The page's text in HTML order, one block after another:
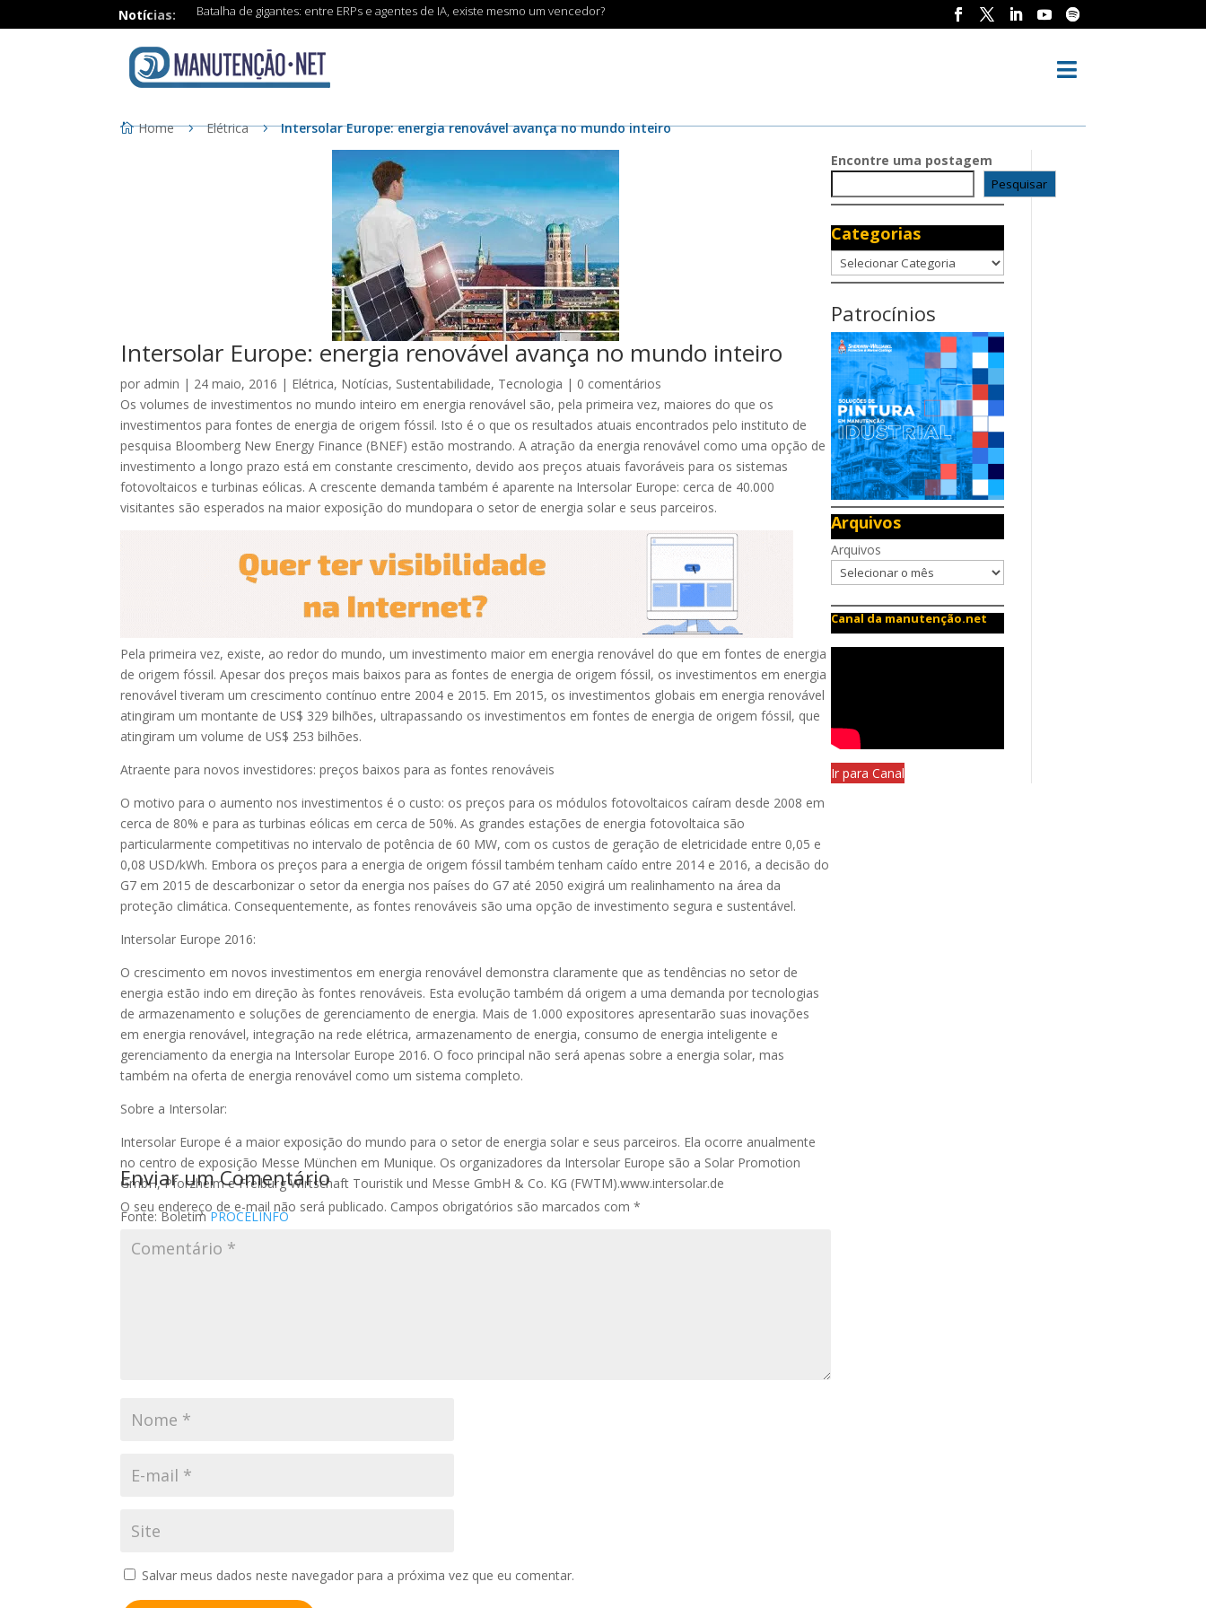
Notícias: Batalha de gigantes: entre ERPs e agentes de IA, existe mesmo um vencedor?

Home Elétrica Intersolar Europe: energia renovável avança no mundo inteiro
Intersolar Europe: energia renovável avança no mundo inteiro
por admin | 24 maio, 2016 | Elétrica, Notícias, Sustentabilidade, Tecnologia | 0 comentários
Os volumes de investimentos no mundo inteiro em energia renovável são, pela primeira vez, maiores do que os
investimentos para fontes de energia de origem fóssil. Isto é o que os resultados atuais encontrados pelo instituto de
pesquisa Bloomberg New Energy Finance (BNEF) estão mostrando. A atração da energia renovável como uma opção de
investimento a longo prazo está em constante crescimento, devido aos preços atuais favoráveis para os sistemas
fotovoltaicos e turbinas eólicas. A crescente demanda também é aparente na Intersolar Europe: cerca de 40.000
visitantes são esperados na maior exposição do mundopara o setor de energia solar e seus parceiros.
Pela primeira vez, existe, ao redor do mundo, um investimento maior em energia renovável do que em fontes de energia
de origem fóssil. Apesar dos preços mais baixos para as fontes de energia de origem fóssil, os investimentos em energia
renovável tiveram um crescimento contínuo entre 2004 e 2015. Em 2015, os investimentos globais em energia renovável
atingiram um montante de US$ 329 bilhões, ultrapassando os investimentos em fontes de energia de origem fóssil, que
atingiram um volume de US$ 253 bilhões.
Atraente para novos investidores: preços baixos para as fontes renováveis
O motivo para o aumento nos investimentos é o custo: os preços para os módulos fotovoltaicos caíram desde 2008 em
cerca de 80% e para as turbinas eólicas em cerca de 50%. As grandes estações de energia fotovoltaica são
particularmente competitivas no intervalo de potência de 60 MW, com os custos de geração de eletricidade entre 0,05 e
0,08 USD/kWh. Embora os preços para a energia de origem fóssil também tenham caído entre 2014 e 2016, a decisão do
G7 em 2015 de descarbonizar o setor da energia nos países do G7 até 2050 exigirá um realinhamento na área da
proteção climática. Consequentemente, as fontes renováveis são uma opção de investimento segura e sustentável.
Intersolar Europe 2016:
O crescimento em novos investimentos em energia renovável demonstra claramente que as tendências no setor de
energia estão indo em direção às fontes renováveis. Esta evolução também dá origem a uma demanda por tecnologias
de armazenamento e soluções de gerenciamento de energia. Mais de 1.000 expositores apresentarão suas inovações
em energia renovável, integração na rede elétrica, armazenamento de energia, consumo de energia inteligente e
gerenciamento da energia na Intersolar Europe 2016. O foco principal não será apenas sobre a energia solar, mas
também na oferta de energia renovável como um sistema completo.
Sobre a Intersolar:
Intersolar Europe é a maior exposição do mundo para o setor de energia solar e seus parceiros. Ela ocorre anualmente
no centro de exposição Messe München em Munique. Os organizadores da Intersolar Europe são a Solar Promotion
GmbH, Pforzheim e Freiburg Wirtschaft Touristik und Messe GmbH & Co. KG (FWTM).www.intersolar.de
Fonte: BoletimPROCELINFO
Enviar um Comentário
O seu endereço de e-mail não será publicado. Campos obrigatórios são marcados com*
Salvar meus dados neste navegador para a próxima vez que eu comentar.
Encontre uma postagem
Pesquisar
Categorias
Categorias
Patrocínios
Arquivos
Arquivos
Canal da manutenção.net
Ir para Canal